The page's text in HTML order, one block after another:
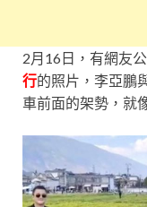
2月16日，有網友
行的照片，李亞鵬
車前面的架勢，就